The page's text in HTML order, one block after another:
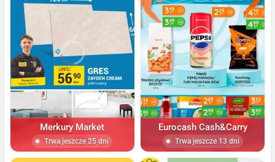
Merkury Market
Trwa jeszcze 25 dni
Eurocash Cash&Carry
Trwa jeszcze 13 dni